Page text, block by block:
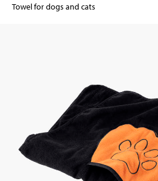
Towel for dogs and cats